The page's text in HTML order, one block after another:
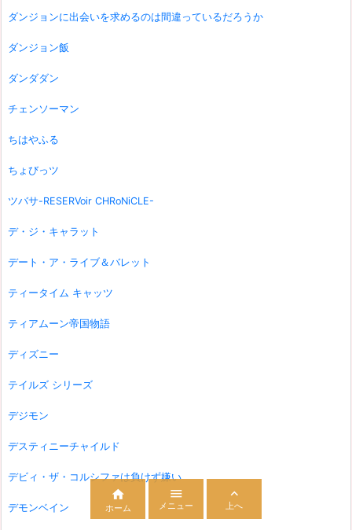
ダンジョンに出会いを求めるのは間違っているだろうか
ダンジョン飯
ダンダダン
チェンソーマン
ちはやふる
ちょびっツ
ツバサ-RESERVoir CHRoNiCLE-
デ・ジ・キャラット
デート・ア・ライブ＆バレット
ティータイム キャッツ
ティアムーン帝国物語
ディズニー
テイルズ シリーズ
デジモン
デスティニーチャイルド
デビィ・ザ・コルシファは負けず嫌い
デモンベイン

ホーム

メニュー

上へ